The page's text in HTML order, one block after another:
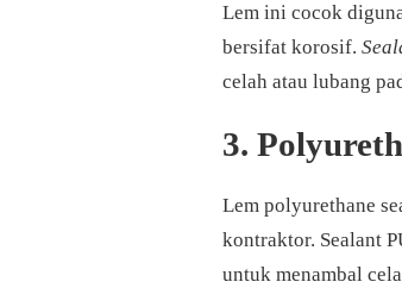
Lem ini cocok
bersifat korosif.
celah atau lubang
3.
Lem polyurethane
kontraktor. Sealant
untuk menambal